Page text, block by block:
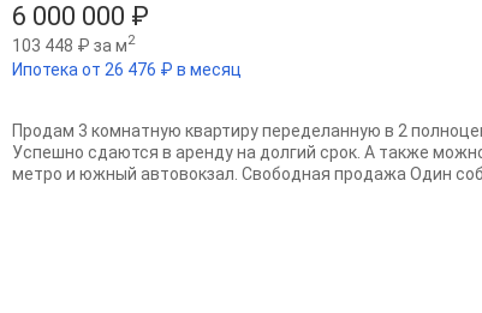
6 000 000 ₽
103 448 ₽ за м2
Ипотека от 26 476 ₽ в месяц
Продам 3 комнатную квартиру переделанную в 2
Успешно сдаются в аренду на долгий срок. А также
метро и южный автовокзал. Свободная продажа Один